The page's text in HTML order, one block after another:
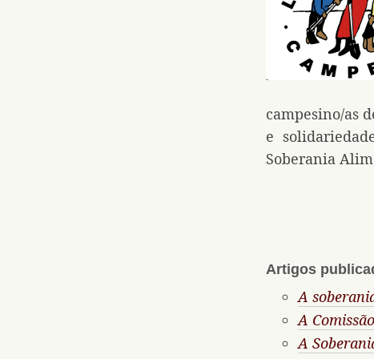
campesino/as
e
Soberania
Artigos
A
A
A